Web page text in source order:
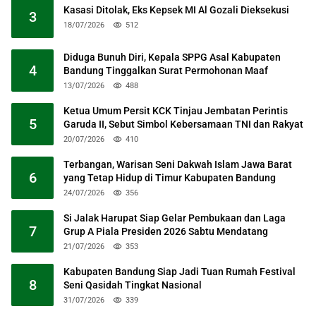
3 Kasasi Ditolak, Eks Kepsek MI Al Gozali Dieksekusi
18/07/2026 512
4
Diduga Bunuh Diri, Kepala SPPG Asal Kabupaten
Bandung Tinggalkan Surat Permohonan Maaf
13/07/2026 488
5
Ketua Umum Persit KCK Tinjau Jembatan Perintis
Garuda II, Sebut Simbol Kebersamaan TNI dan Rakyat
20/07/2026 410
6
Terbangan, Warisan Seni Dakwah Islam Jawa Barat
yang Tetap Hidup di Timur Kabupaten Bandung
24/07/2026 356
7
Si Jalak Harupat Siap Gelar Pembukaan dan Laga
Grup A Piala Presiden 2026 Sabtu Mendatang
21/07/2026 353
8
Kabupaten Bandung Siap Jadi Tuan Rumah Festival
Seni Qasidah Tingkat Nasional
31/07/2026 339